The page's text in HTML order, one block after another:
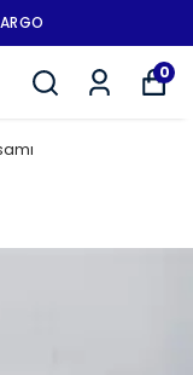
0